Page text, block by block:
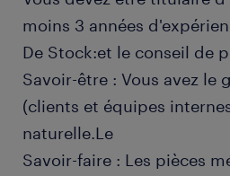
moins 3 années
De Stock:et le conseil de
Savoir-être : Vous avez le
(clients et équipes
naturelle.Le
Savoir-faire : Les pièces